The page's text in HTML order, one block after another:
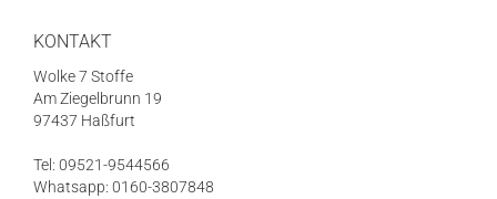
KONTAKT
Wolke 7 Stoffe
Am Ziegelbrunn 19
97437 Haßfurt
Tel: 09521-9544566
Whatsapp: 0160-3807848